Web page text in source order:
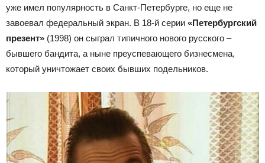
уже имел популярность в Санкт-Петербурге, но еще не
завоевал федеральный экран. В 18-й серии «Петербургский
презент» (1998) он сыграл типичного нового русского –
бывшего бандита, а ныне преуспевающего бизнесмена,
который уничтожает своих бывших подельников.